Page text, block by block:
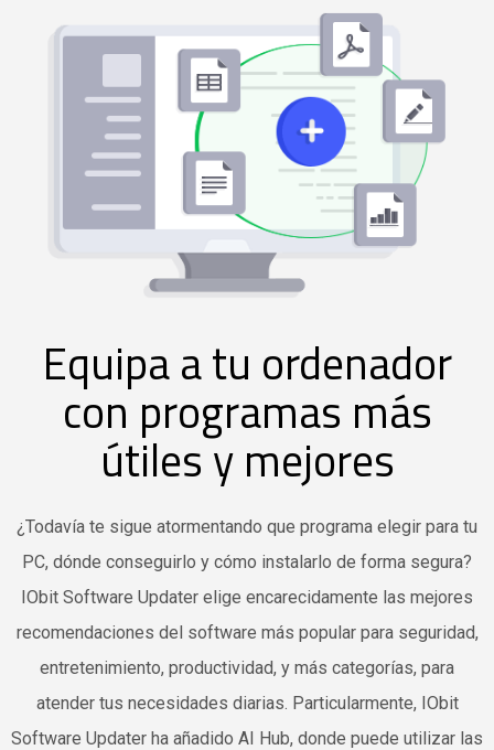
Equipa a tu ordenador
con programas más
útiles y mejores
¿Todavía te sigue atormentando que programa elegir para tu
PC, dónde conseguirlo y cómo instalarlo de forma segura?
IObit Software Updater elige encarecidamente las mejores
recomendaciones del software más popular para seguridad,
entretenimiento, productividad, y más categorías, para
atender tus necesidades diarias. Particularmente, IObit
Software Updater ha añadido AI Hub, donde puede utilizar las